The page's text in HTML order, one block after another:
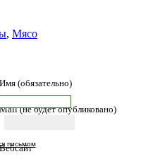
письмом
, Мясо
Имя (обязательно)
Mail (не будет опубликовано)
Вебсайт